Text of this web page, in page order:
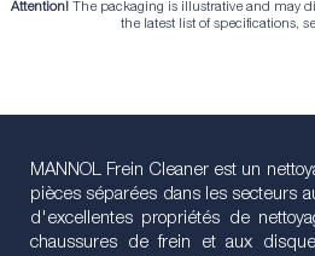
Attention! The packaging is illustrative and may
the latest list of specifications,
MANNOL Frein Cleaner est un
pièces séparées dans les secteurs
d'excellentes propriétés de
chaussures de frein et aux